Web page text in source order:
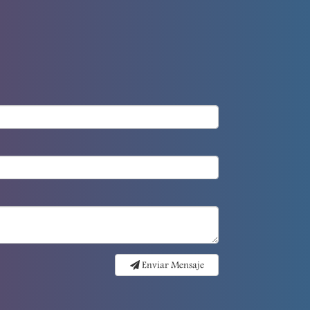
Enviar Mensaje